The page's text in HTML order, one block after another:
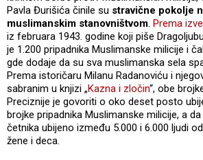
Pavla Đurišića činile su stravične pokolje
muslimanskim stanovništvom. Prema
iz februara 1943. godine koji piše
je 1.200 pripadnika Muslimanske milicije i
gde dodaje da su sva muslimanska sela
Prema istoričaru Milanu Radanoviću i
sabranim u knjizi „Kazna i zločin“, obe
Preciznije je govoriti o oko deset posto
brojke pripadnika Muslimanske milicije, a
četnika ubijeno između 5.000 i 6.000 ljudi
žene i deca.